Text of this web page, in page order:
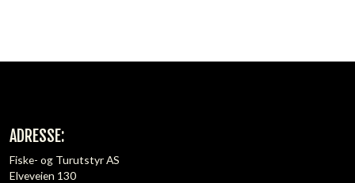
ADRESSE:
Fiske- og Turutstyr AS
Elveveien 130